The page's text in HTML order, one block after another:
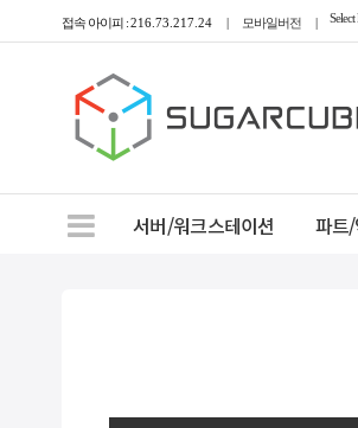
접속 아이피 :216.73.217.24 | 모바일버전 |
서버/워크스테이션 파트/